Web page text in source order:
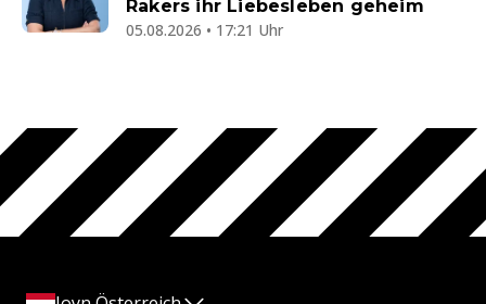
Rakers ihr Liebesleben geheim
05.08.2026 • 17:21 Uhr